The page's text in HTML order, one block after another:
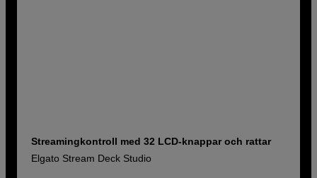
Streamingkontroll med 32 LCD-knappar och rattar
Elgato Stream Deck Studio